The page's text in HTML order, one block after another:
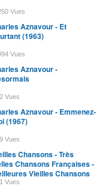
Vues
Aznavour - Et
(1963)
Vues
Aznavour -
Vues
Aznavour - Emmenez-
(1967)
Vues
Chansons - Très
Chansons Françaises -
Vieilles Chansons
Vues